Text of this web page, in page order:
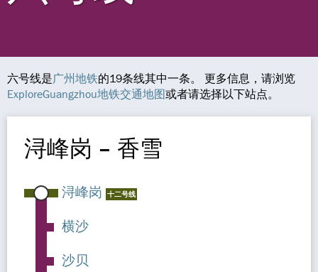
六号线是广州地铁的19条线其中一条。 更多信息，请浏览
ExploreGuangzhou地铁交通地图或者请选择以下站点。
浔峰岗 – 香雪
浔峰岗 十二号线
横沙
沙贝